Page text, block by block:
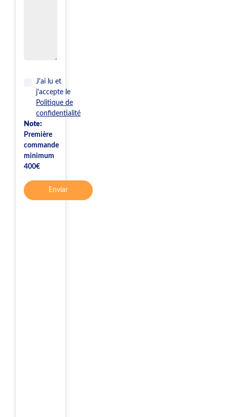
J'ai lu et
j'accepte le
Politique de
confidentialité
Note:
Première
commande
minimum
400€
Enviar